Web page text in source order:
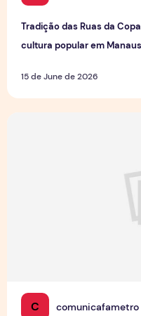
Tradição das Ruas da
cultura popular em Manaus
15 de June de 2026
C comunicafametro